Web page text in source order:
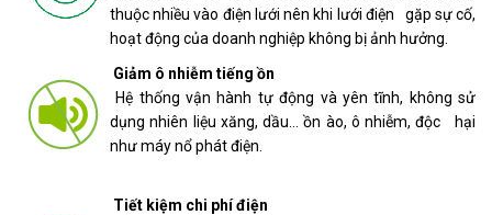
thuộc nhiều vào điện lưới nên khi lưới điện gặp sự cố,
hoạt động của doanh nghiệp không bị ảnh hưởng.
Giảm ô nhiễm tiếng ồn
Hệ thống vận hành tự động và yên tĩnh, không sử
dụng nhiên liệu xăng, dầu… ồn ào, ô nhiễm, độc hại
như máy nổ phát điện.
Tiết kiệm chi phí điện